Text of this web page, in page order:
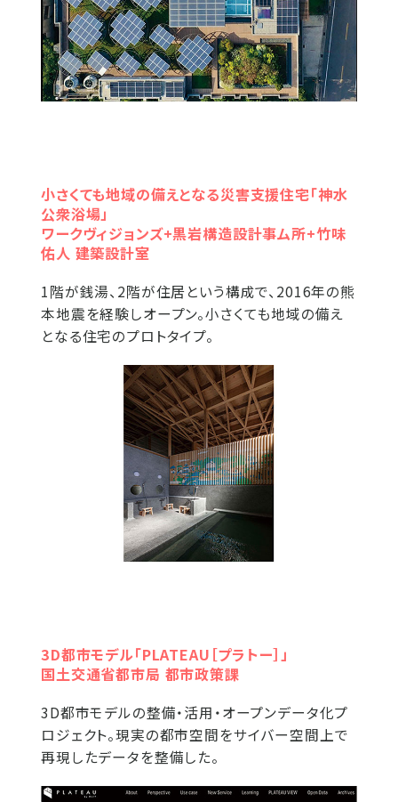
小さくても地域の備えとなる災害支援住宅「神水
公衆浴場」
ワークヴィジョンズ+黒岩構造設計事ム所+竹味
佑人 建築設計室
1階が銭湯、2階が住居という構成で、2016年の熊
本地震を経験しオープン。小さくても地域の備え
となる住宅のプロトタイプ。
3D都市モデル「PLATEAU［プラトー］」
国土交通省都市局 都市政策課
3D都市モデルの整備・活用・オープンデータ化プ
ロジェクト。現実の都市空間をサイバー空間上で
再現したデータを整備した。